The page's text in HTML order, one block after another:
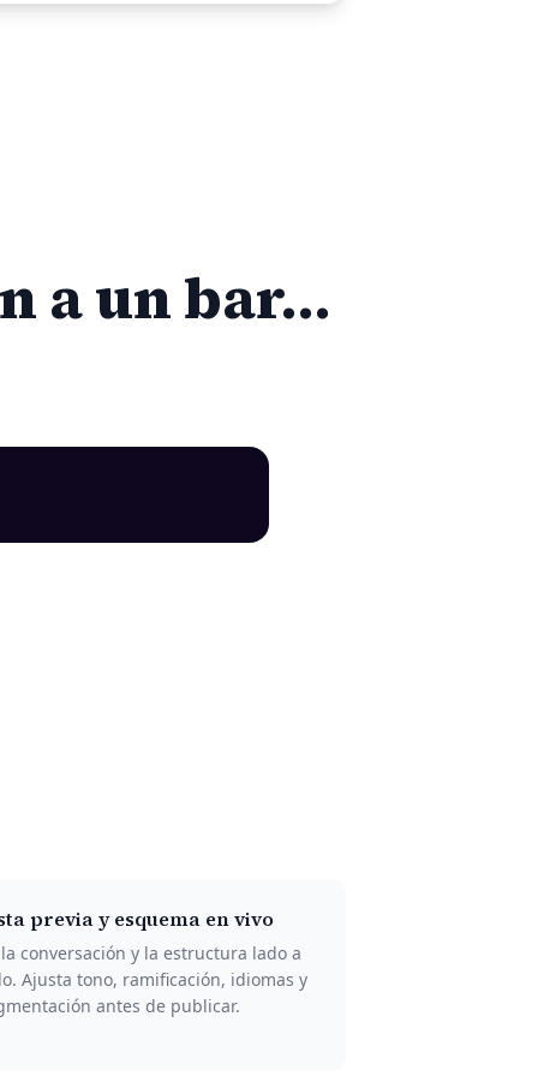
a un bar…
previa y esquema en vivo
la conversación y la estructura lado a
Ajusta tono, ramificación, idiomas y
antes de publicar.